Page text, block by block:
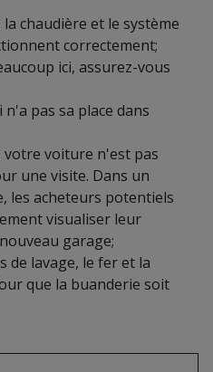
chaudière et le système
correctement;
ici, assurez-vous
pas sa place dans
votre voiture n'est pas
une visite. Dans un
les acheteurs potentiels
visualiser leur
garage;
de lavage, le fer et la
que la buanderie soit